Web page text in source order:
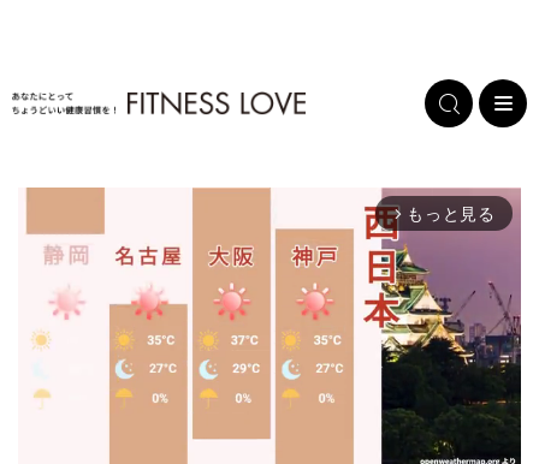
arrow_forward_ios もっと見る